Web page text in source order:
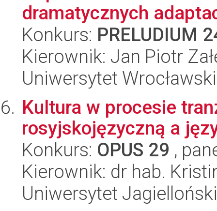
dramatycznych
Konkurs: PRELUDIUM
Kierownik: Jan Piotr
Uniwersytet Wrocławski
Kultura w procesie
rosyjskojęzyczną a
Konkurs: OPUS 29 ,
Kierownik: dr hab.
Uniwersytet Jagielloński